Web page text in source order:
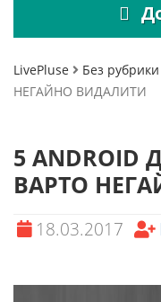
LivePluse Без рубрики
НЕГАЙНО ВИДАЛИТИ
5 ANDROID
ВАРТО
18.03.2017